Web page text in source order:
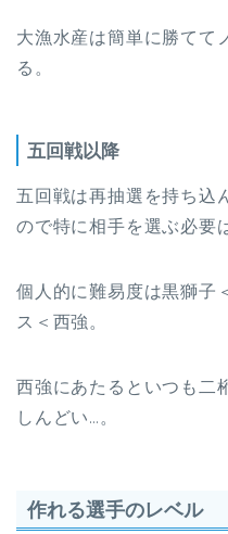
大漁水産は簡単に勝てて
る。
五回戦以降
五回戦は再抽選を持ち込
ので特に相手を選ぶ必要
個人的に難易度は黒獅子
ス＜西強。
西強にあたるといつも二
しんどい…。
作れる選手のレベル